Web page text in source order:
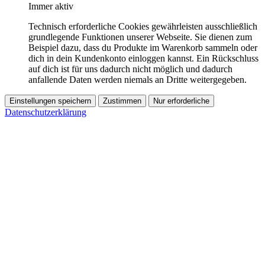
Immer aktiv
Technisch erforderliche Cookies gewährleisten ausschließlich
grundlegende Funktionen unserer Webseite. Sie dienen zum
Beispiel dazu, dass du Produkte im Warenkorb sammeln oder
dich in dein Kundenkonto einloggen kannst. Ein Rückschluss
auf dich ist für uns dadurch nicht möglich und dadurch
anfallende Daten werden niemals an Dritte weitergegeben.
Einstellungen speichern Zustimmen Nur erforderliche
Datenschutzerklärung